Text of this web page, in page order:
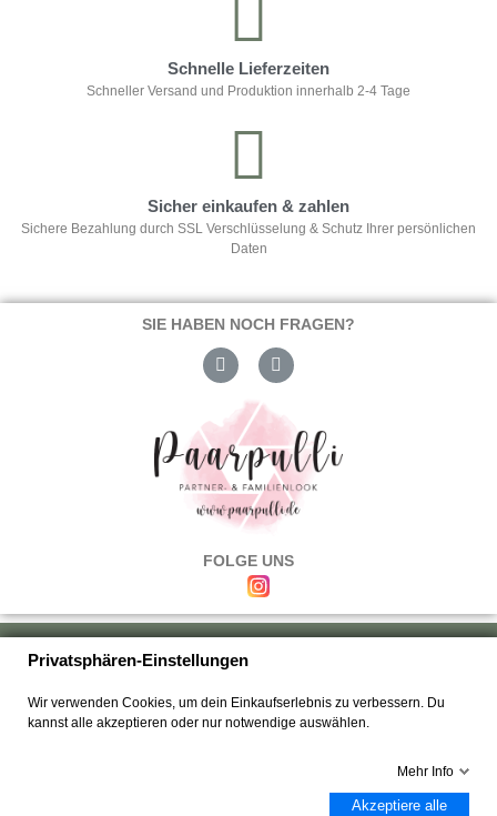
Schnelle Lieferzeiten
Schneller Versand und Produktion innerhalb 2-4 Tage
Sicher einkaufen & zahlen
Sichere Bezahlung durch SSL Verschlüsselung & Schutz Ihrer persönlichen
Daten
SIE HABEN NOCH FRAGEN?
FOLGE UNS
Über uns|Versand & Zahlung|Umtausch & Rückgabe
Kontakt
Privatsphären-Einstellungen
Wir verwenden Cookies, um dein Einkaufserlebnis zu verbessern. Du
kannst alle akzeptieren oder nur notwendige auswählen.
Mehr Info
Akzeptiere alle